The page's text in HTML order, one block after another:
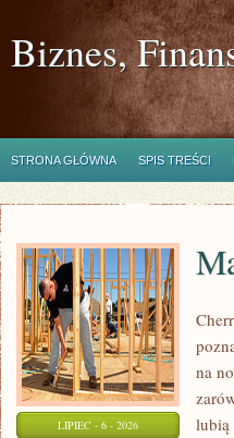
Biznes,
STRONA GŁÓWNA SPIS TREŚCI
LIPIEC - 6 - 2026
na
lubią